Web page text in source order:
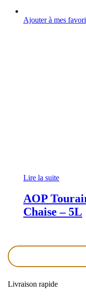
Ajouter à mes
Lire la suite
AOP
Chaise – 5L
Livraison rapide